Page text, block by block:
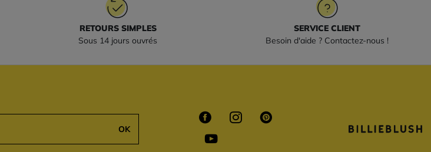
RETOURS SIMPLES
Sous 14 jours ouvrés
SERVICE CLIENT
Besoin d'aide ? Contactez-nous !
OK